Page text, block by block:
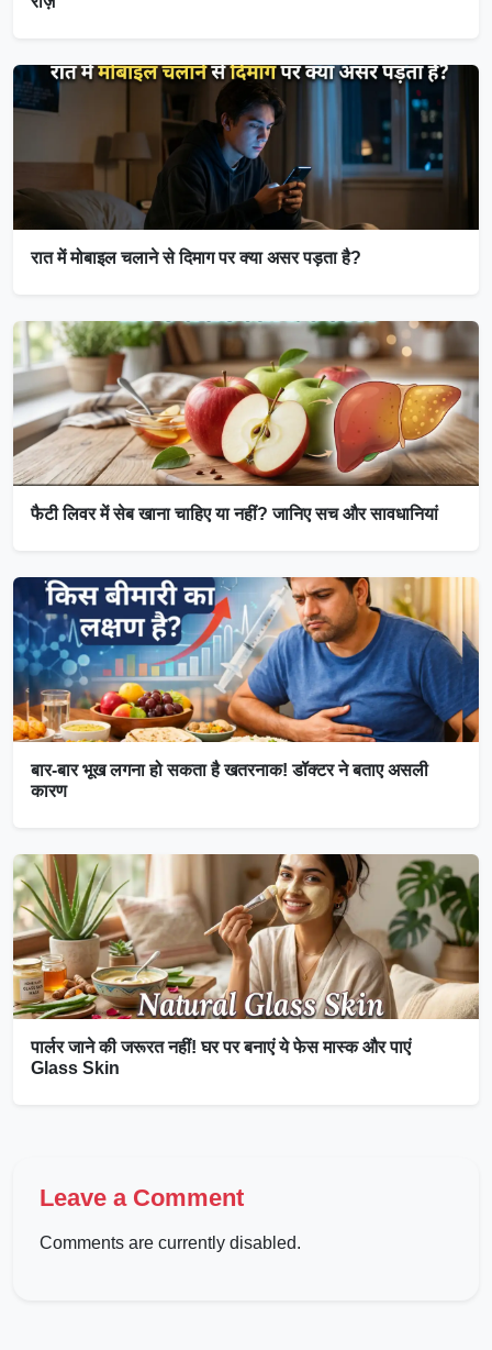
रात में मोबाइल चलाने से दिमाग पर क्या असर पड़ता है?
फैटी लिवर में सेब खाना चाहिए या नहीं? जानिए सच और सावधानियां
बार-बार भूख लगना हो सकता है खतरनाक! डॉक्टर ने बताए असली
कारण
पार्लर जाने की जरूरत नहीं! घर पर बनाएं ये फेस मास्क और पाएं
Glass Skin
Leave a Comment
Comments are currently disabled.